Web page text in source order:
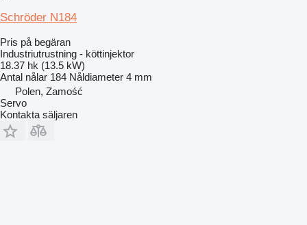
Schröder N184
Pris på begäran
Industriutrustning - köttinjektor
18.37 hk (13.5 kW)
Antal nålar 184 Nåldiameter 4 mm
Polen, Zamość
Servo
Kontakta säljaren